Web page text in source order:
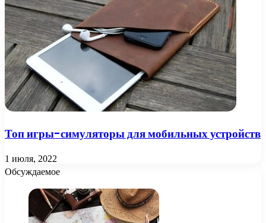
Топ игры-симуляторы для мобильных устройств
1 июля, 2022
Обсуждаемое